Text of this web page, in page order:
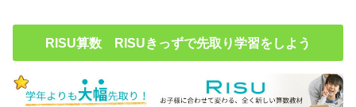
RISU算数 RISUきっずで先取り学習をしよう